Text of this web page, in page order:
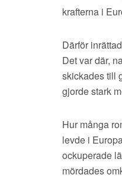
krafterna i
Därför
Det var där,
skickades till
gjorde stark
Hur många
levde i
ockuperade
mördades